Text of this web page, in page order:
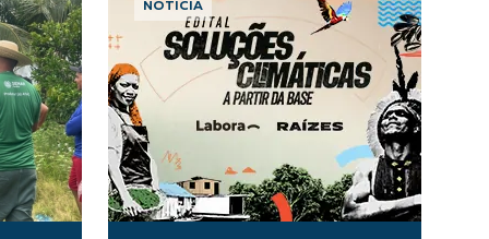
NOTÍCIA